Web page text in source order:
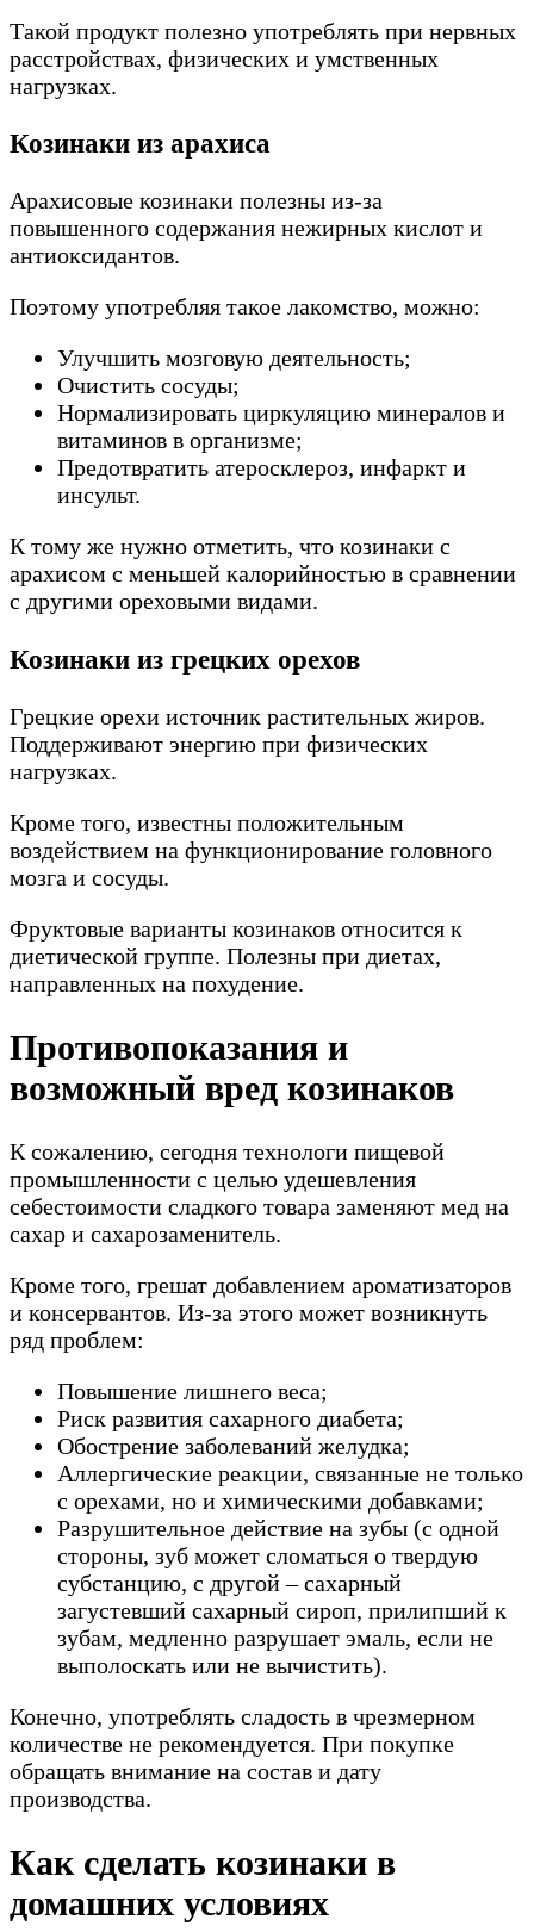
Такой продукт полезно употреблять при нервных
расстройствах, физических и умственных
нагрузках.
Козинаки из арахиса
Арахисовые козинаки полезны из-за
повышенного содержания нежирных кислот и
антиоксидантов.
Поэтому употребляя такое лакомство, можно:
Улучшить мозговую деятельность;
Очистить сосуды;
Нормализировать циркуляцию минералов и
витаминов в организме;
Предотвратить атеросклероз, инфаркт и
инсульт.
К тому же нужно отметить, что козинаки с
арахисом с меньшей калорийностью в сравнении
с другими ореховыми видами.
Козинаки из грецких орехов
Грецкие орехи источник растительных жиров.
Поддерживают энергию при физических
нагрузках.
Кроме того, известны положительным
воздействием на функционирование головного
мозга и сосуды.
Фруктовые варианты козинаков относится к
диетической группе. Полезны при диетах,
направленных на похудение.
Противопоказания и
возможный вред козинаков
К сожалению, сегодня технологи пищевой
промышленности с целью удешевления
себестоимости сладкого товара заменяют мед на
сахар и сахарозаменитель.
Кроме того, грешат добавлением ароматизаторов
и консервантов. Из-за этого может возникнуть
ряд проблем:
Повышение лишнего веса;
Риск развития сахарного диабета;
Обострение заболеваний желудка;
Аллергические реакции, связанные не только
с орехами, но и химическими добавками;
Разрушительное действие на зубы (с одной
стороны, зуб может сломаться о твердую
субстанцию, с другой – сахарный
загустевший сахарный сироп, прилипший к
зубам, медленно разрушает эмаль, если не
выполоскать или не вычистить).
Конечно, употреблять сладость в чрезмерном
количестве не рекомендуется. При покупке
обращать внимание на состав и дату
производства.
Как сделать козинаки в
домашних условиях